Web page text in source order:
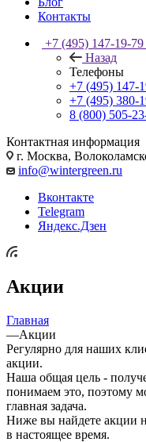
Контакты
+7 (495) 147-19-79
Назад
Телефоны
+7 (495) 147-
+7 (495) 380-
8 (800) 505-
Контактная информация
г. Москва,
info@wintergreen.ru
Вконтакте
Telegram
Яндекс.Дзен
Акции
Главная
—Акции
Регулярно для наших
акции.
Наша общая цель -
понимаем это, поэтому
главная задача.
Ниже вы найдете акции
в настоящее время.